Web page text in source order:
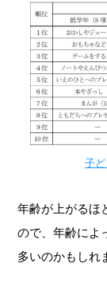
子
年齢が上がるほ
ので、年齢によ
多いのかもしれ